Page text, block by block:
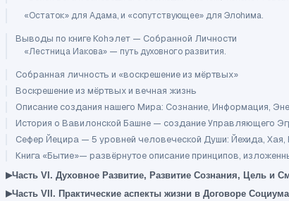
«Остаток» для Адама, и «сопутствующее» для Элоhима.
Выводы по книге Коhэлет — Собранной Личности
«Лестница Иакова» — путь духовного развития.
Собранная личность и «воскрешение из мёртвых»
Воскрешение из мёртвых и вечная жизнь
Описание создания нашего Мира: Сознание, Информация,
История о Вавилонской Башне — создание Управляющего
Сефер Йецира — 5 уровней человеческой Души: Йехида,
Книга «Бытие»— развёрнутое описание принципов,
▸Часть VI. Духовное Развитие, Развитие Сознания, Цель и
▸Часть VII. Практические аспекты жизни в Договоре